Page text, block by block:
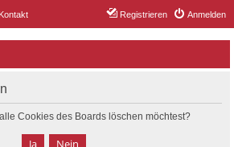
Kontakt Anmelden
Registrieren
Cookies des Boards löschen möchtest?